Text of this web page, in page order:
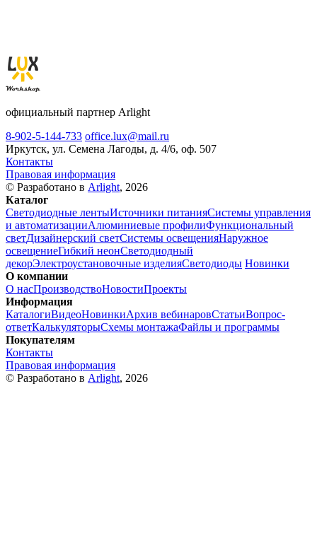
официальный партнер Arlight
8-902-5-144-733 office.lux@mail.ru
Иркутск, ул. Семена Лагоды, д. 4/6, оф. 507
Контакты
Правовая информация
© Разработано в Arlight, 2026
Каталог
Светодиодные лентыИсточники питанияСистемы управления
и автоматизацииАлюминиевые профилиФункциональный
светДизайнерский светСистемы освещенияНаружное
освещениеГибкий неонСветодиодный
декорЭлектроустановочные изделияСветодиоды Новинки
О компании
О насПроизводствоНовостиПроекты
Информация
КаталогиВидеоНовинкиАрхив вебинаровСтатьиВопрос-
ответКалькуляторыСхемы монтажаФайлы и программы
Покупателям
Контакты
Правовая информация
© Разработано в Arlight, 2026